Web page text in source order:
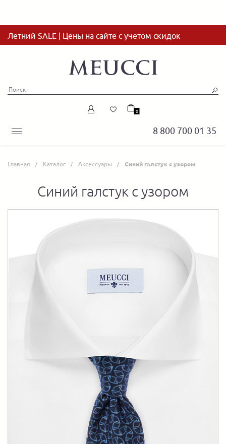
Летний SALE | Цены на сайте с учетом скидок
8 800 700 01 35
0
Главная Каталог Аксессуары Синий галстук с узором
Синий галстук с узором